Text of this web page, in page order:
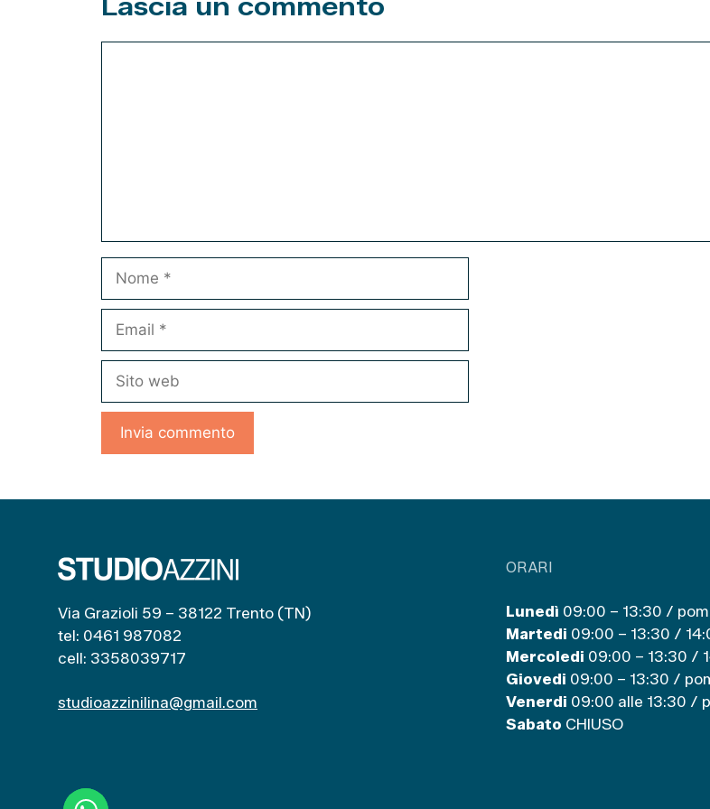
web
Via Grazioli 59 – 38122 Trento (TN)
tel: 0461 987082
cell: 3358039717
studioazzinilina@gmail.com
ORARI
Lunedì 09:00 – 13:30 /
Martedi 09:00 – 13:30 /
Mercoledi 09:00 – 13:30 /
Giovedi 09:00 – 13:30 /
Venerdi 09:00 alle 13:30 /
Sabato CHIUSO